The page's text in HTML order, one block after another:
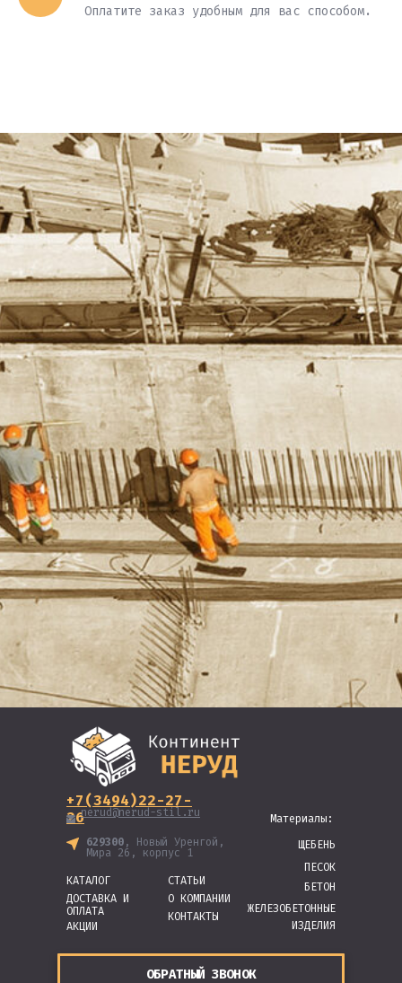
Оплатите заказ удобным для вас способом.
ОБРАТНЫЙ ЗВОНОК
ЩЕБЕНЬ
БЕТОН
ЖЕЛЕЗОБЕТОННЫЕ
ИЗДЕЛИЯ
ПЕСОК
КАТАЛОГ
АКЦИИ
СТАТЬИ
О КОМПАНИИ
КОНТАКТЫ
ДОСТАВКА И
ОПЛАТА
+7(3494)22-27-
26nerud@nerud-stil.ru
629300 , Новый Уренгой,
Мира 26, корпус 1
Материалы: